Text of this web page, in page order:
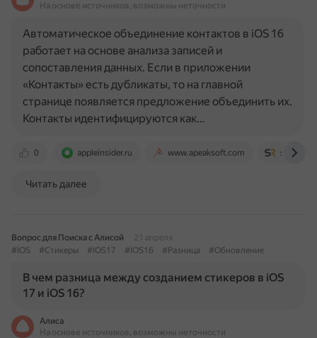
На основе источников, возможны неточности
0 appleinsider.ru www.apeaksoft.com
Автоматическое объединение контактов в iOS 16
работает на основе анализа записей и
сопоставления данных. Если в приложении
«Контакты» есть дубликаты, то на главной
странице появляется предложение объединить их.
Контакты идентифицируются как…
Читать далее
Вопрос для Поиска с Алисой
21 апреля
#IOS
#Стикеры #IOS17 #IOS16 #Разница #Обновление
В чем разница между созданием стикеров в iOS
17 и iOS 16?
Алиса
На основе источников, возможны неточности